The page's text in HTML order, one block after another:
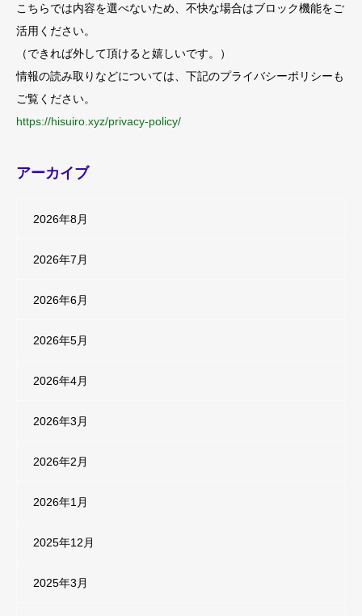
こちらでは内容を選べないため、不快な場合はブロック機能をご
活用ください。
（できれば外して頂けると嬉しいです。）
情報の読み取りなどについては、下記のプライバシーポリシーも
ご覧ください。
https://hisuiro.xyz/privacy-policy/
アーカイブ
2026年8月
2026年7月
2026年6月
2026年5月
2026年4月
2026年3月
2026年2月
2026年1月
2025年12月
2025年3月